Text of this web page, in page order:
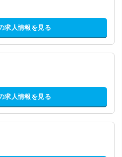
求人情報を見る
求人情報を見る